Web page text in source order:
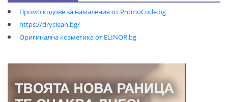
Промо кодове за намаления от PromoCode.bg
https://dryclean.bg/
Оригинална козметика от ELINOR.bg